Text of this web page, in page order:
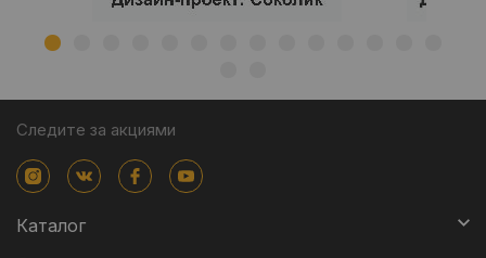
Следите за акциями
Каталог